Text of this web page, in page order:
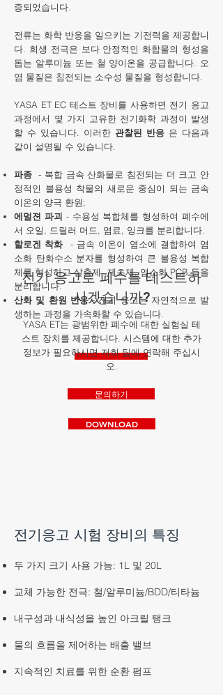
증되었습니다.
전류는 화학 반응을 일으키는 기전력을 제공합니
다. 희생 전극은 보다 안정적인 화합물의 형성을
돕는 알루미늄 또는 철 양이온을 공급합니다. 오
염 물질은 침전되는 소수성 물질을 형성합니다.
YASA ET EC 테스트 장비를 사용하면 전기 응고
과정에서 몇 가지 고유한 전기화학 과정이 발생
할 수 있습니다. 이러한 관찰된 반응 은 다음과
같이 설명될 수 있습니다.
파종 - 복합 금속 산화물로 침전되는 더 크고 안
정적인 불용성 착물의 새로운 중심이 되는 금속
이온의 양극 환원;
에멀젼 파괴 - 수용성 복합체를 형성하여 폐수에
서 오일, 드릴러 머드, 염료, 잉크를 분리합니다.
할로겐 착화
- 금속 이온이 염소에 결합하여 염
소화 탄화수소 분자를 형성하여 큰 불용성 복합
체를 형성하고 살충제, 제초제, 염소화 PCB 등을
분리합니다.
산화 및 환원 반응- 전기 응고는 자연적으로 발
생하는 과정을 가속화할 수 있습니다.
전기 응고로 폐수를 테스트하
시겠습니까?
YASA ET는 광범위한 폐수에 대한 실험실 테
스트 장치를 제공합니다. 시스템에 대한 추가
정보가 필요하시면 저희 팀에 연락해 주십시
오.
문의하기
DOWNLOAD
전기응고 시험 장비의 특징
두 가지 크기 사용 가능: 1L 및 20L
교체 가능한 전극: 철/알루미늄/BDD/티타늄
내구성과 내식성을 높인 아크릴 탱크
물의 흐름을 제어하는 배출 밸브
지속적인 치료를 위한 순환 펌프